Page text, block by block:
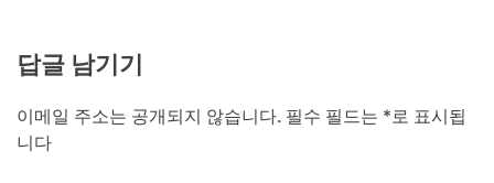
답글 남기기
이메일 주소는 공개되지 않습니다. 필수 필드는 * 로 표시됩
니다